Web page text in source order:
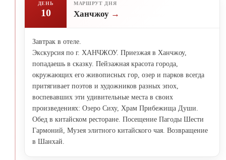
ДЕНЬ
10
МАРШРУТ ДНЯ
Ханчжоу
Завтрак в отеле.
Экскурсия по г. ХАНЧЖОУ. Приезжая в Ханчжоу,
попадаешь в сказку. Пейзажная красота города,
окружающих его живописных гор, озер и парков всегда
притягивает поэтов и художников разных эпох,
воспевавших эти удивительные места в своих
произведениях: Озеро Сиху, Храм Прибежища Души.
Обед в китайском ресторане. Посещение Пагоды Шести
Гармоний, Музея элитного китайского чая. Возвращение
в Шанхай.